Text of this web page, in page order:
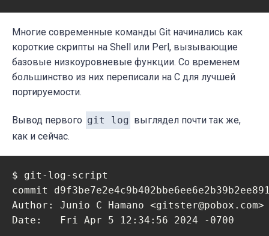
Многие современные команды Git начинались как
короткие скрипты на Shell или Perl, вызывающие
базовые низкоуровневые функции. Со временем
большинство из них переписали на C для лучшей
портируемости.
Вывод первого git log выглядел почти так же,
как и сейчас.
$ git-log-script
commit
Author: Junio C Hamano <gitster@pobox.com>
Date:   Fri Apr 5 12:34:56 2024 -0700